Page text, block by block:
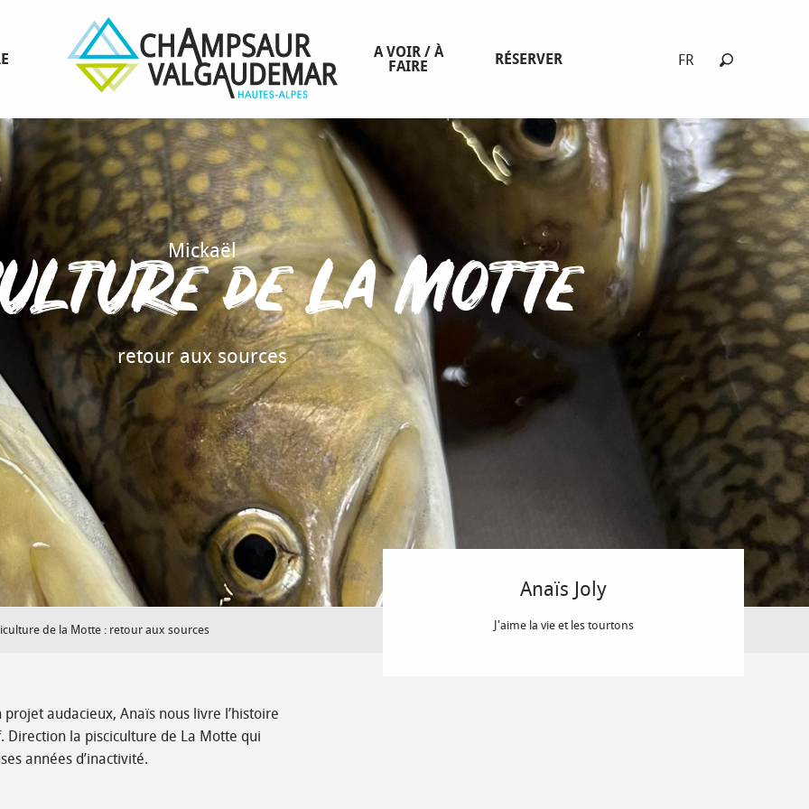
FR
A VOIR / À
FAIRE
RÉSERVER
Mickaëlde la Motte
retour aux sources
de la Motte : retour aux sources
audacieux, Anaïs nous livre l’histoire
Direction la pisciculture de La Motte qui
années d’inactivité.
Anaïs Joly
J'aime la vie et les tourtons